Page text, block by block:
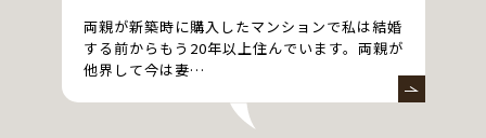
両親が新築時に購入したマンションで私は結婚
する前からもう20年以上住んでいます。両親が
他界して今は妻…